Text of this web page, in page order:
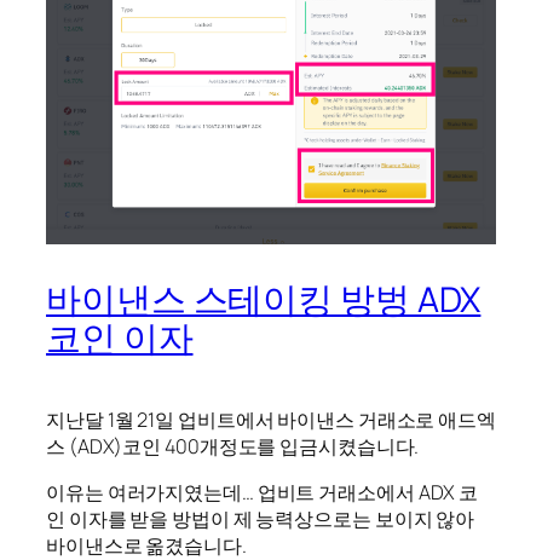
바이낸스 스테이킹 방벙 ADX
코인 이자
지난달 1월 21일 업비트에서 바이낸스 거래소로 애드엑
스 (ADX)코인 400개정도를 입금시켰습니다.
이유는 여러가지였는데… 업비트 거래소에서 ADX 코
인 이자를 받을 방법이 제 능력상으로는 보이지 않아
바이낸스로 옮겼습니다.